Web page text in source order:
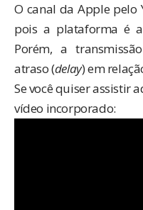
O canal da Apple pelo
pois a plataforma é
Porém, a
atraso (delay) em
Se você quiser assistir
vídeo incorporado: